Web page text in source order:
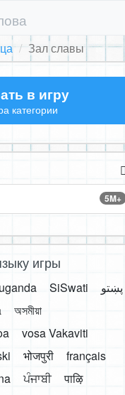
Зал славы
в игру
категории
5M+
игры
SiSwati
پښتو
অসমীয়া
vosa Vakaviti
भोजपुरी
français
ਪੰਜਾਬੀ
पाऴि